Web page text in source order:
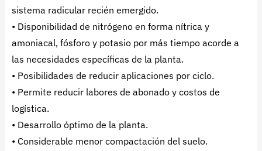
sistema radicular recién emergido.
• Disponibilidad de nitrógeno en forma nítrica y
amoniacal, fósforo y potasio por más tiempo acorde a
las necesidades específicas de la planta.
• Posibilidades de reducir aplicaciones por ciclo.
• Permite reducir labores de abonado y costos de
logística.
• Desarrollo óptimo de la planta.
• Considerable menor compactación del suelo.